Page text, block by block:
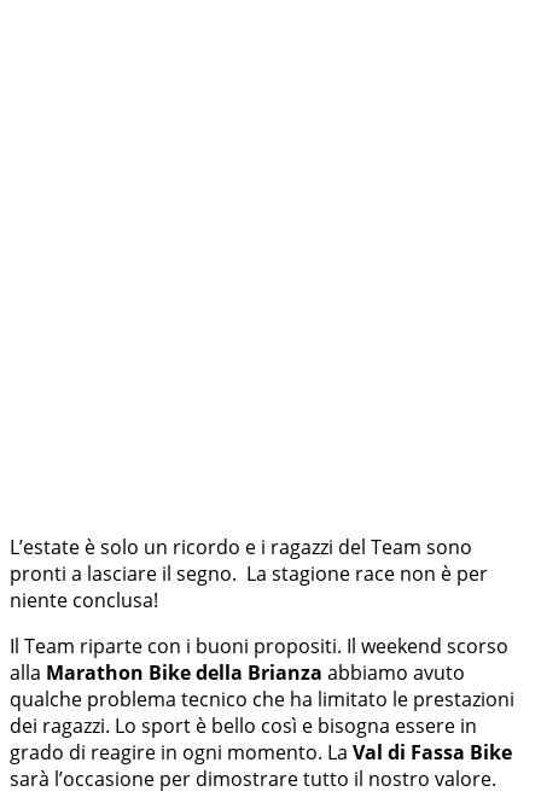
L’estate è solo un ricordo e i ragazzi del Team sono
pronti a lasciare il segno. La stagione race non è per
niente conclusa!
Il Team riparte con i buoni propositi. Il weekend scorso
alla Marathon Bike della Brianza abbiamo avuto
qualche problema tecnico che ha limitato le prestazioni
dei ragazzi. Lo sport è bello così e bisogna essere in
grado di reagire in ogni momento. La Val di Fassa Bike
sarà l’occasione per dimostrare tutto il nostro valore.